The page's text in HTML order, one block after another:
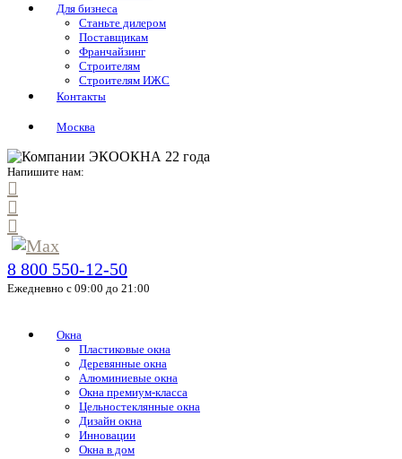
Для бизнеса
Станьте дилером
Поставщикам
Франчайзинг
Строителям
Строителям ИЖС
Контакты
Москва
Напишите нам:
8 800 550-12-50
Ежедневно с 09:00 до 21:00
Окна
Пластиковые окна
Деревянные окна
Алюминиевые окна
Окна премиум-класса
Цельностеклянные окна
Дизайн окна
Инновации
Окна в дом